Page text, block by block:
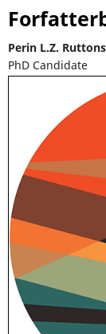
Perin L.Z.
PhD Candidate